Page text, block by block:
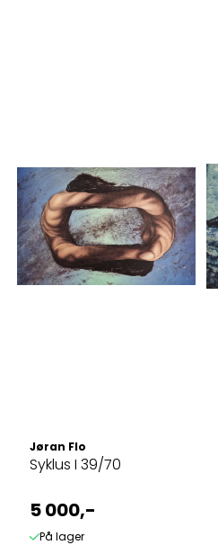
Jøran Flo
Syklus I 39/70
5 000,-
På lager